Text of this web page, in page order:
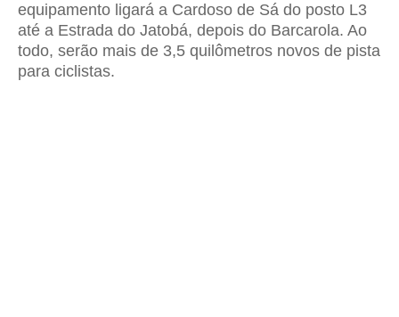
equipamento ligará a Cardoso de Sá do posto L3
até a Estrada do Jatobá, depois do Barcarola. Ao
todo, serão mais de 3,5 quilômetros novos de pista
para ciclistas.